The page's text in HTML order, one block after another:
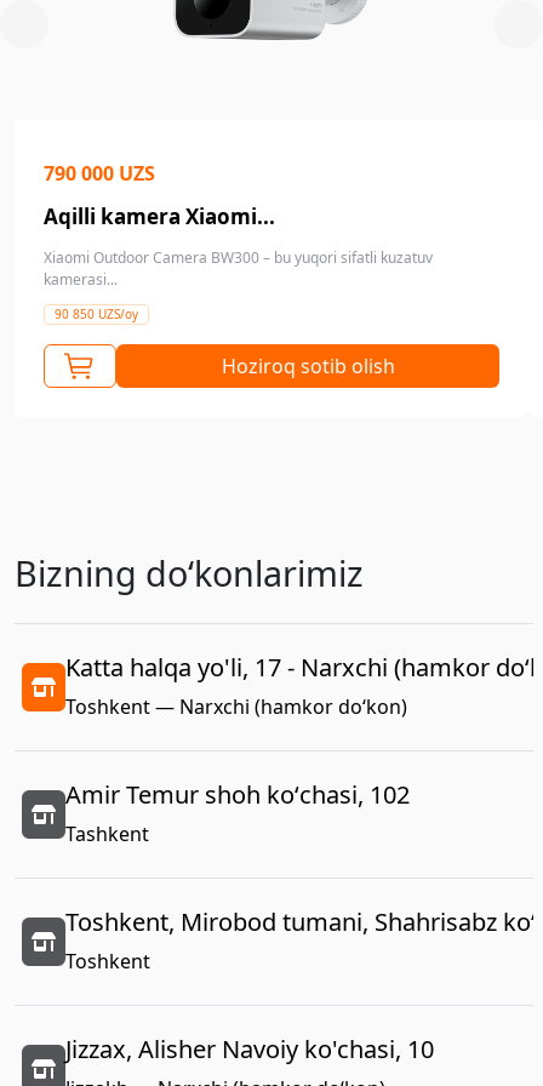
790 000 UZS
Aqilli kamera Xiaomi...
Xiaomi Outdoor Camera BW300 – bu yuqori sifatli kuzatuv
kamerasi...
90 850 UZS/oy
Hoziroq sotib olish
Bizning doʻkonlarimiz
Katta halqa yo'li, 17 - Narxchi (hamkor
Toshkent — Narxchi (hamkor do‘kon)
Amir Temur shoh koʻchasi, 102
Tashkent
Toshkent, Mirobod tumani, Shahrisabz
Toshkent
Jizzax, Alisher Navoiy ko'chasi, 10